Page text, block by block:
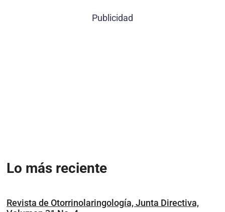
Publicidad
Lo más reciente
Revista de Otorrinolaringología, Junta Directiva,